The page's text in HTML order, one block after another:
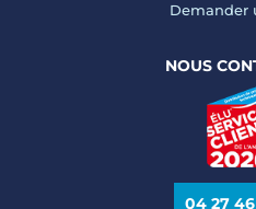
Demander
NOUS
04 27